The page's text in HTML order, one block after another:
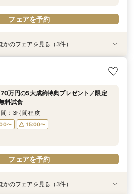
フェアを予約
ン相談会
〜 15:00〜
来館もお得】試食×見学しっかり体験♪特
ア
〜
マ限定】個室で安心試食♪アットホーム
〜
かのフェアを見る（3件）
万円の5大成約特典プレゼント／限定
料試食
：3時間程度
〜 15:00〜
フェアを予約
かのフェアを見る（3件）